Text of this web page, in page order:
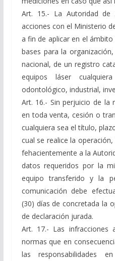
Art. 15.- La Autoridad de
acciones con el Ministerio
a fin de aplicar en el
bases para la
nacional, de un registro
equipos láser
odontológico, industrial,
Art. 16.- Sin perjuicio de la
en toda venta, cesión o
cualquiera sea el título,
cual se realice la
fehacientemente a la
datos requeridos por la
equipo transferido y la
comunicación debe
(30) días de concretada la
de declaración jurada.
Art. 17.- Las
normas que en
las responsabilidades